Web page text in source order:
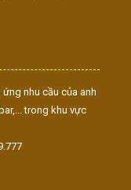
nhu cầu của anh
trong khu vực